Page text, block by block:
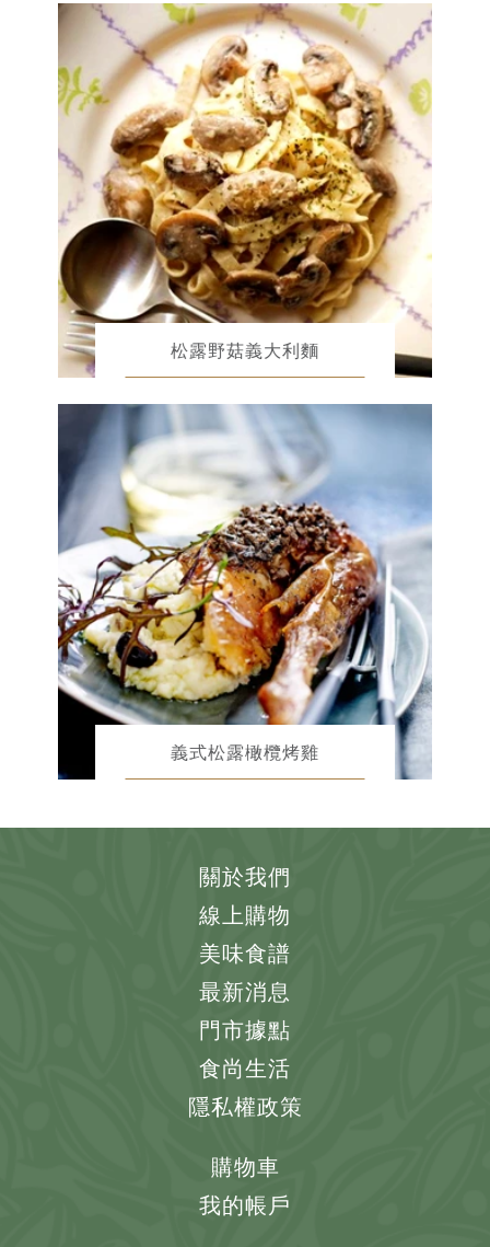
松露野菇義大利麵
義式松露橄欖烤雞
關於我們
線上購物
美味食譜
最新消息
門市據點
食尚生活
隱私權政策
購物車
我的帳戶